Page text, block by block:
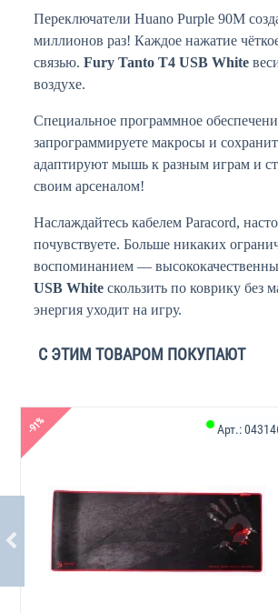
Переключатели Huano Purple 90M
миллионов раз! Каждое нажатие
связью. Fury Tanto T4 USB White
воздухе.
Специальное программное
запрограммируете макросы и
адаптируют мышь к разным играм и
своим арсеналом!
Наслаждайтесь кабелем Paracord,
почувствуете. Больше никаких
воспоминанием —
USB White скользить по коврику без
энергия уходит на игру.
С ЭТИМ ТОВАРОМ ПОКУПАЮТ
-91% Арт.: